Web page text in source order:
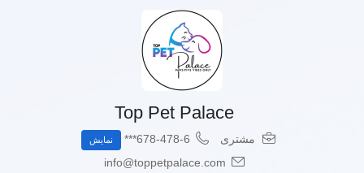
Top Pet Palace
مشتری 678-478-6*** نمایش